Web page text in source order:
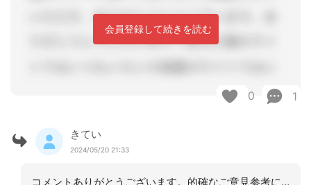
会員登録して続きを読む
0 1
きてい
2024/05/20 21:33
コメントありがとうございます。的確なご意見参考になります。